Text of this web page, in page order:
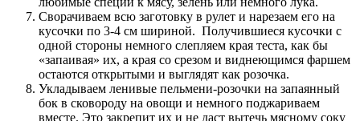
Сворачиваем всю заготовку в рулет и нарезаем его на
кусочки по 3-4 см шириной. Получившиеся кусочки с
одной стороны немного слепляем края теста, как бы
«запаивая» их, а края со срезом и виднеющимся фаршем
остаются открытыми и выглядят как розочка.
Укладываем ленивые пельмени-розочки на запаянный
бок в сковороду на овощи и немного поджариваем
вместе. Это закрепит их и не даст вытечь мясному соку